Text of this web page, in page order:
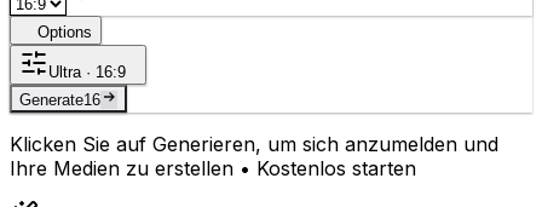
Options
Ultra · 16:9
Generate16
Klicken Sie auf Generieren, um sich anzumelden und
Ihre Medien zu erstellen • Kostenlos starten